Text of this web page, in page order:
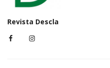
Revista Descla